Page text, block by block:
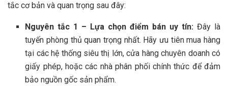
tắc cơ bản và quan trọng sau đây:
Nguyên tắc 1 – Lựa chọn điểm bán uy tín: Đây là
tuyến phòng thủ quan trọng nhất. Hãy ưu tiên mua hàng
tại các hệ thống siêu thị lớn, cửa hàng chuyên doanh có
giấy phép, hoặc các nhà phân phối chính thức để đảm
bảo nguồn gốc sản phẩm.